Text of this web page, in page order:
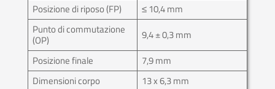
Posizione di riposo (FP)
≤ 10,4 mm
Punto di commutazione
(OP)
9,4 ± 0,3 mm
Posizione finale
7,9 mm
Dimensioni corpo
13 x 6,3 mm